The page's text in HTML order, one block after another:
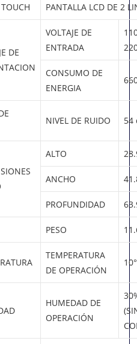
PANTALLA LCD DE 2
DE
VOLTAJE DE
ENTRADA
CONSUMO DE
ENERGIA
NIVEL DE RUIDO 54
ALTO
ANCHO
PROFUNDIDAD
PESO
TEMPERATURA
DE OPERACIÓN
HUMEDAD DE
OPERACIÓN